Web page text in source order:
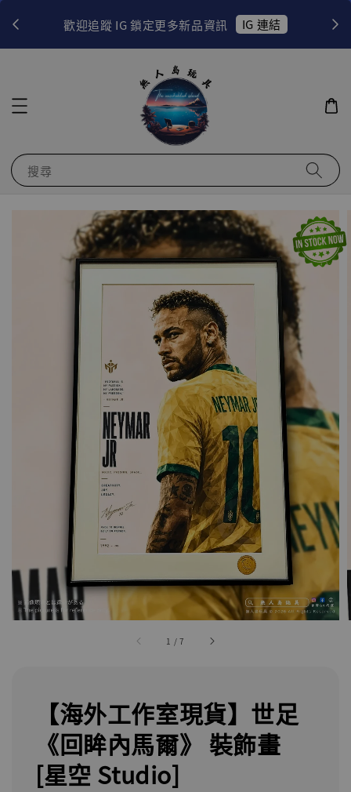
歡迎追蹤 IG 鎖定更多新品資訊 IG 連結
搜尋
1 /7
【海外工作室現貨】世足
《回眸內馬爾》 裝飾畫
[星空 Studio]